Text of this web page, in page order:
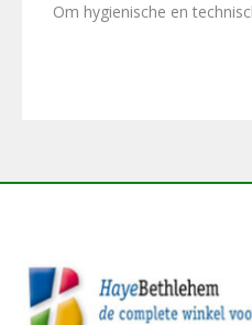
Om hygienische en